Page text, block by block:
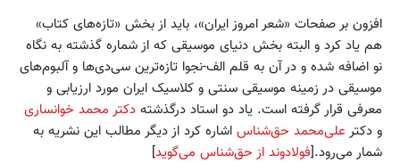
افزون بر صفحات «شعر امروز ایران»، باید از بخش «تازه‌های کتاب»
هم یاد کرد و البته بخش دنیای موسیقی که از شماره گذشته به نگاه
نو اضافه شده و در آن به قلم الف‌-نجوا تازه‌ترین سی‌دی‌ها و آلبوم‌های
موسیقی در زمینه موسیقی سنتی و کلاسیک ایران مورد ارزیابی و
معرفی قرار گرفته است. یاد دو استاد درگذشته دکتر محمد خوانساری
و دکتر علی‌محمد حق‌شناس اشاره کرد از دیگر مطالب این نشریه به
شمار می‌رود.[فولادوند از حق‌شناس می‌گوید]